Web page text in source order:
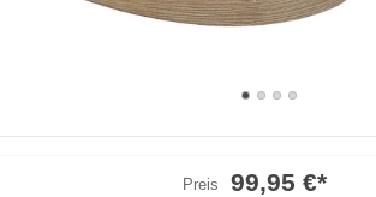
Preis 99,95 €*